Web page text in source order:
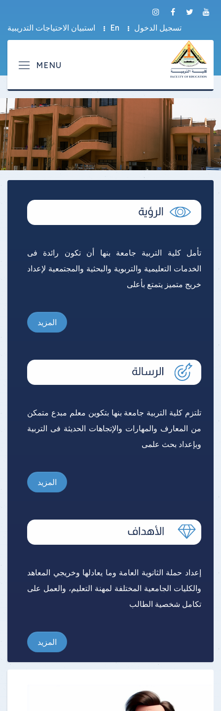
تسجيل الدخول En استبيان الاحتياجات التدريبية
تأمل كلية التربية جامعة بنها أن تكون رائدة فى
الخدمات التعليمية والتربوية والبحثية والمجتمعية لإعداد
خريج متميز يتمتع بأعلى
المزيد
تلتزم كلية التربية جامعة بنها بتكوين معلم مبدع متمكن
من المعارف والمهارات والإتجاهات الحديثة فى التربية
وبإعداد بحث علمى
المزيد
إعداد حملة الثانوية العامة وما يعادلها وخريجي المعاهد
والكليات الجامعية المختلفة لمهنة التعليم، والعمل على
تكامل شخصية الطالب
المزيد